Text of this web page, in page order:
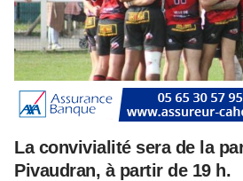
La convivialité sera de la
Pivaudran, à partir de 19 h.